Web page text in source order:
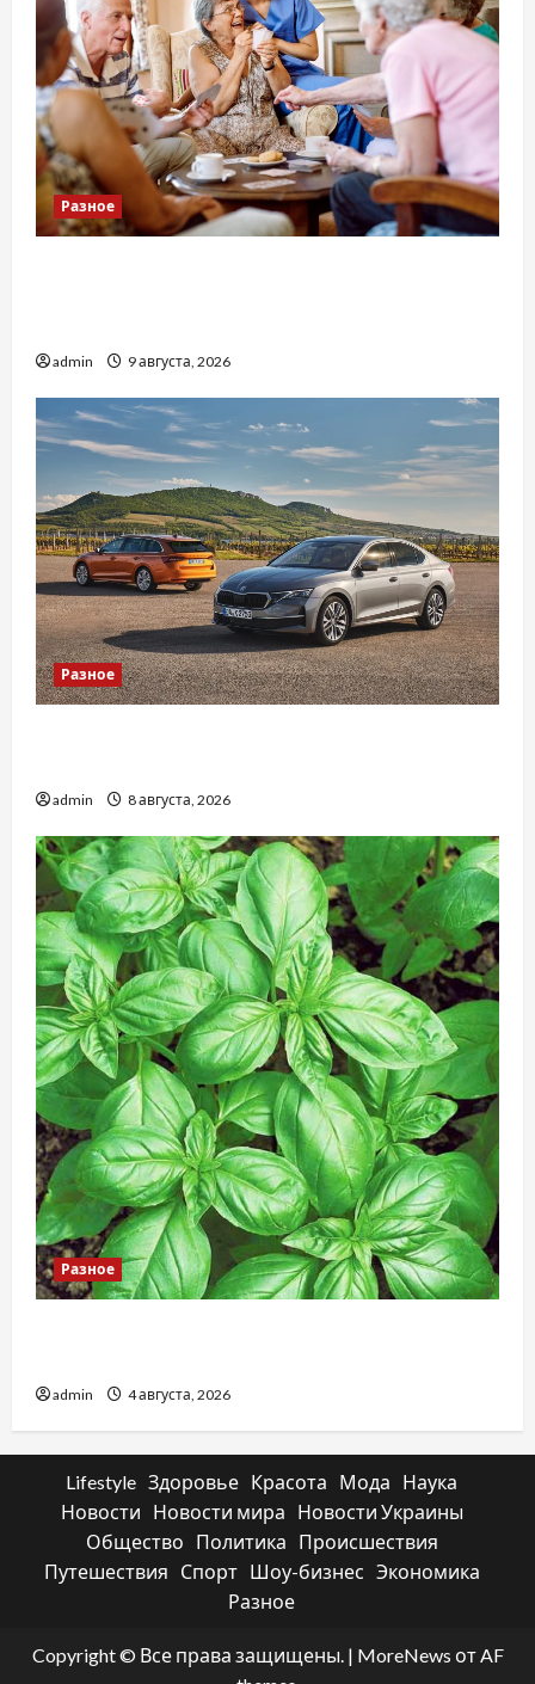
Разное
admin 9 августа, 2026
Разное
admin 8 августа, 2026
Разное
admin 4 августа, 2026
Lifestyle Здоровье Красота Мода
Наука
Новости
Новости мира
Новости Украины
Общество
Политика
Происшествия
Путешествия
Спорт Шоу-бизнес Экономика
Разное
Copyright © Все права защищены. | MoreNews от AF